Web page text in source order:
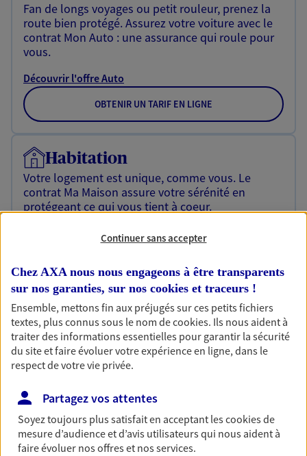
Fan de longs voyages ou petit rouleur, prenez la
route bien protégé. Assurez votre voiture avec le
contrat Mon Auto : une assurance qui roule pour
vous.
Découvrir l'offre Auto
OBTENIR UN TARIF EN LIGNE
Habitation
Votre logement est unique, comme vous. Le
contrat Ma Maison assure votre sérénité en
protégeant ce qui vous tient à coeur.
Découvrir l'offre Habitation
Garantie Accidents de la Vie
Bricoleuse, féru de jardinage, pâtissier en herbe
ou grande lectrice… personne n'est à l'abri d'un
accident du quotidien. Avec Ma Protection
Accident, protégez votre qualité de vie et vos
revenus.
Découvrir l'offre Garantie Accidents de la Vie
OBTENIR UN TARIF EN LIGNE
Continuer sans accepter
Chez AXA nous nous engageons à être transparents
sur nos garanties, sur nos cookies et traceurs !
Ensemble, mettons fin aux préjugés sur ces petits fichiers
textes, plus connus sous le nom decookies. Ils nous aident à
traiter des informations essentielles pour garantir la sécurité
du site et faire évoluer votre expérience en ligne, dans le
respect de votre vie privée.
Partagez vos attentes
Soyez toujours plus satisfait en acceptant lescookiesde
mesure d’audience et d’avis utilisateurs qui nous aident à
faire évoluer nos offres et nos services.